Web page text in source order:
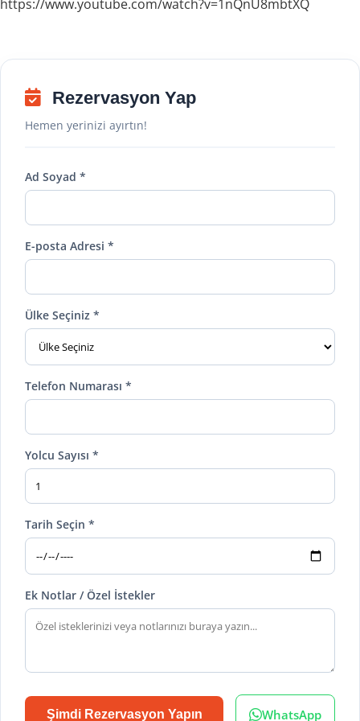
https://www.youtube.com/watch?v=1nQnU8mbtXQ
Rezervasyon Yap
Hemen yerinizi ayırtın!
Ad Soyad *
E-posta Adresi *
Ülke Seçiniz *
Telefon Numarası *
Yolcu Sayısı *
Tarih Seçin *
Ek Notlar / Özel İstekler
Şimdi Rezervasyon Yapın WhatsApp